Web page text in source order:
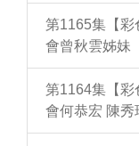
第1165集【彩
會曾秋雲姊妹
第1164集【彩
會何恭宏 陳秀